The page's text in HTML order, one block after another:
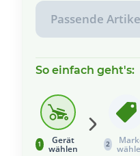
Passende
So einfach geht's:
1
Gerät
wählen
2